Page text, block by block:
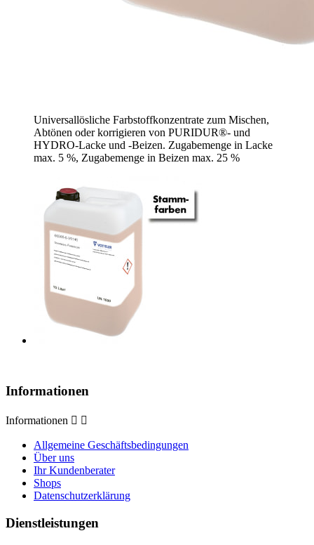
Universallösliche Farbstoffkonzentrate zum Mischen,
Abtönen oder korrigieren von PURIDUR®- und
HYDRO-Lacke und -Beizen. Zugabemenge in Lacke
max. 5 %, Zugabemenge in Beizen max. 25 %
Informationen
Informationen  
Allgemeine Geschäftsbedingungen
Über uns
Ihr Kundenberater
Shops
Datenschutzerklärung
Dienstleistungen